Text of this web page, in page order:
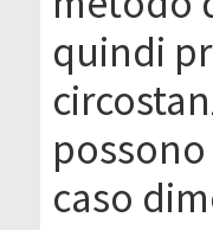
quindi
caso